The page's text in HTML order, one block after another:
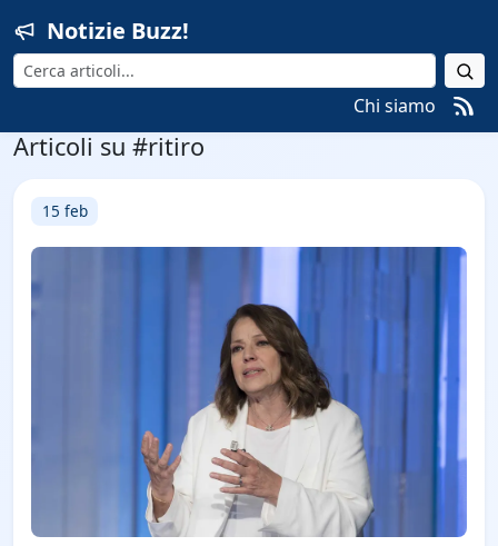
Notizie Buzz!
Cerca
Chi siamo
Articoli su #ritiro
15 feb